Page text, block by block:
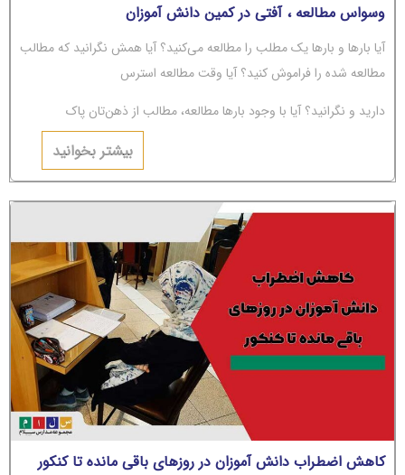
وسواس مطالعه ، آفتی در کمین دانش آموزان
آیا بارها و بارها یک مطلب را مطالعه می‌کنید؟ آیا همش نگرانید که مطالب
مطالعه شده را فراموش کنید؟ آیا وقت مطالعه استرس
دارید و نگرانید؟ آیا با وجود بارها مطالعه، مطالب از ذهن‌تان پاک
می‌شوند؟ اگر جواب‌تان مثبت است، باید بگوییم شما دچار
بیشتر بخوانید
کاهش اضطراب دانش آموزان در روزهای باقی مانده تا کنکور